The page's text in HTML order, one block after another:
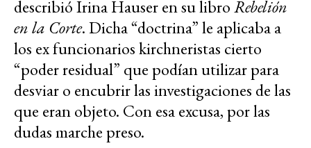
describió Irina Hauser en su libroRebelión
en la Corte. Dicha “doctrina” le aplicaba a
los ex funcionarios kirchneristas cierto
“poder residual” que podían utilizar para
desviar o encubrir las investigaciones de las
que eran objeto. Con esa excusa, por las
dudas marche preso.